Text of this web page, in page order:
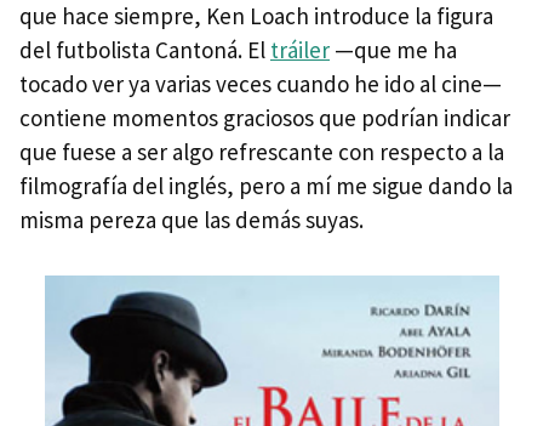
que hace siempre, Ken Loach introduce la figura
del futbolista Cantoná. El tráiler —que me ha
tocado ver ya varias veces cuando he ido al cine—
contiene momentos graciosos que podrían indicar
que fuese a ser algo refrescante con respecto a la
filmografía del inglés, pero a mí me sigue dando la
misma pereza que las demás suyas.